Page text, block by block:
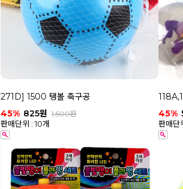
271D] 1500 탱볼 축구공
45% 825원 1,500원
판매단위 : 10개
45%
판매단